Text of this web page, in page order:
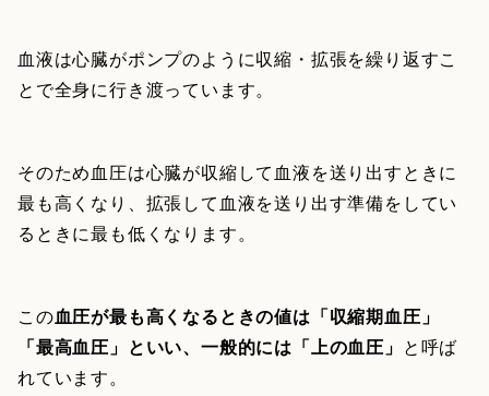
血液は心臓がポンプのように収縮・拡張を繰り返すこ
とで全身に行き渡っています。
そのため血圧は心臓が収縮して血液を送り出すときに
最も高くなり、拡張して血液を送り出す準備をしてい
るときに最も低くなります。
この血圧が最も高くなるときの値は「収縮期血圧」
「最高血圧」といい、一般的には「上の血圧」 と呼ば
れています。